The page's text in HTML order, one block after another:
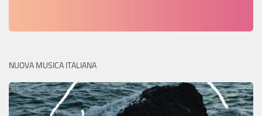
NUOVA MUSICA ITALIANA